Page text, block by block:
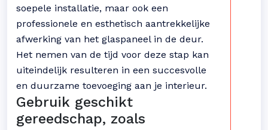
soepele installatie, maar ook een
professionele en esthetisch aantrekkelijke
afwerking van het glaspaneel in de deur.
Het nemen van de tijd voor deze stap kan
uiteindelijk resulteren in een succesvolle
en duurzame toevoeging aan je interieur.
Gebruik geschikt
gereedschap, zoals